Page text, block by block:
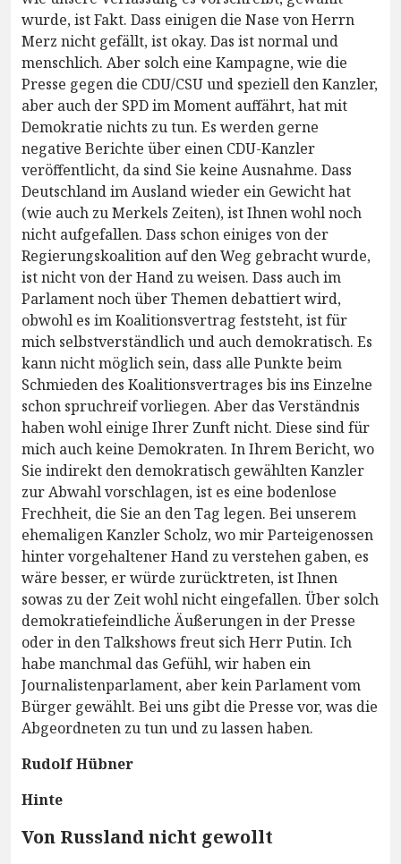
wurde, ist Fakt. Dass einigen die Nase von Herrn
Merz nicht gefällt, ist okay. Das ist normal und
menschlich. Aber solch eine Kampagne, wie die
Presse gegen die CDU/CSU und speziell den Kanzler,
aber auch der SPD im Moment auffährt, hat mit
Demokratie nichts zu tun. Es werden gerne
negative Berichte über einen CDU-Kanzler
veröffentlicht, da sind Sie keine Ausnahme. Dass
Deutschland im Ausland wieder ein Gewicht hat
(wie auch zu Merkels Zeiten), ist Ihnen wohl noch
nicht aufgefallen. Dass schon einiges von der
Regierungskoalition auf den Weg gebracht wurde,
ist nicht von der Hand zu weisen. Dass auch im
Parlament noch über Themen debattiert wird,
obwohl es im Koalitionsvertrag feststeht, ist für
mich selbstverständlich und auch demokratisch. Es
kann nicht möglich sein, dass alle Punkte beim
Schmieden des Koalitionsvertrages bis ins Einzelne
schon spruchreif vorliegen. Aber das Verständnis
haben wohl einige Ihrer Zunft nicht. Diese sind für
mich auch keine Demokraten. In Ihrem Bericht, wo
Sie indirekt den demokratisch gewählten Kanzler
zur Abwahl vorschlagen, ist es eine bodenlose
Frechheit, die Sie an den Tag legen. Bei unserem
ehemaligen Kanzler Scholz, wo mir Parteigenossen
hinter vorgehaltener Hand zu verstehen gaben, es
wäre besser, er würde zurücktreten, ist Ihnen
sowas zu der Zeit wohl nicht eingefallen. Über solch
demokratiefeindliche Äußerungen in der Presse
oder in den Talkshows freut sich Herr Putin. Ich
habe manchmal das Gefühl, wir haben ein
Journalistenparlament, aber kein Parlament vom
Bürger gewählt. Bei uns gibt die Presse vor, was die
Abgeordneten zu tun und zu lassen haben.
Rudolf Hübner
Hinte
Von Russland nicht gewollt